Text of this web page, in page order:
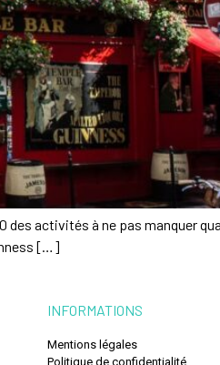
des activités à ne pas manquer
[…]
INFORMATIONS
Mentions légales
Politique de confidentialité